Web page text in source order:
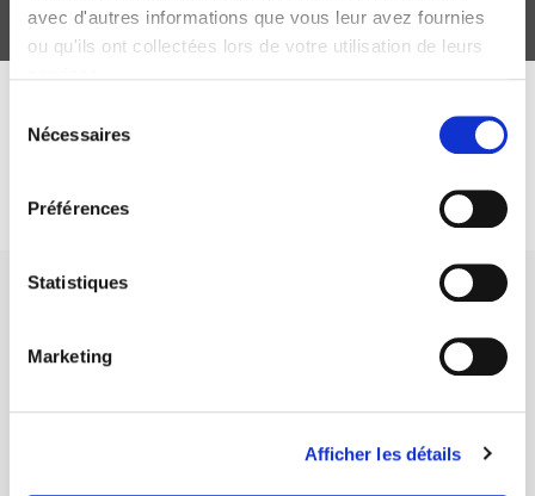
avec d'autres informations que vous leur avez fournies
ou qu'ils ont collectées lors de votre utilisation de leurs
Nécessaires
Préférences
Statistiques
Marketing
Afficher les détails
DISCOVER OUR JOURNALS
continue